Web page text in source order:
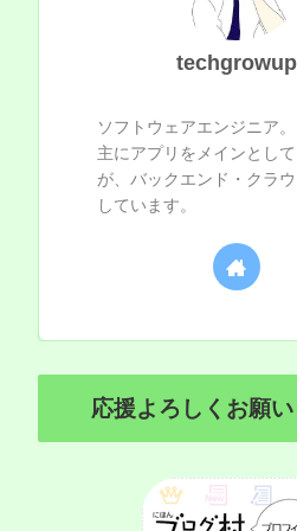
techgrowup
ソフトウェアエンジニア。
主にアプリをメインとし
が、バックエンド・クラ
しています。
応援よろしくお願い